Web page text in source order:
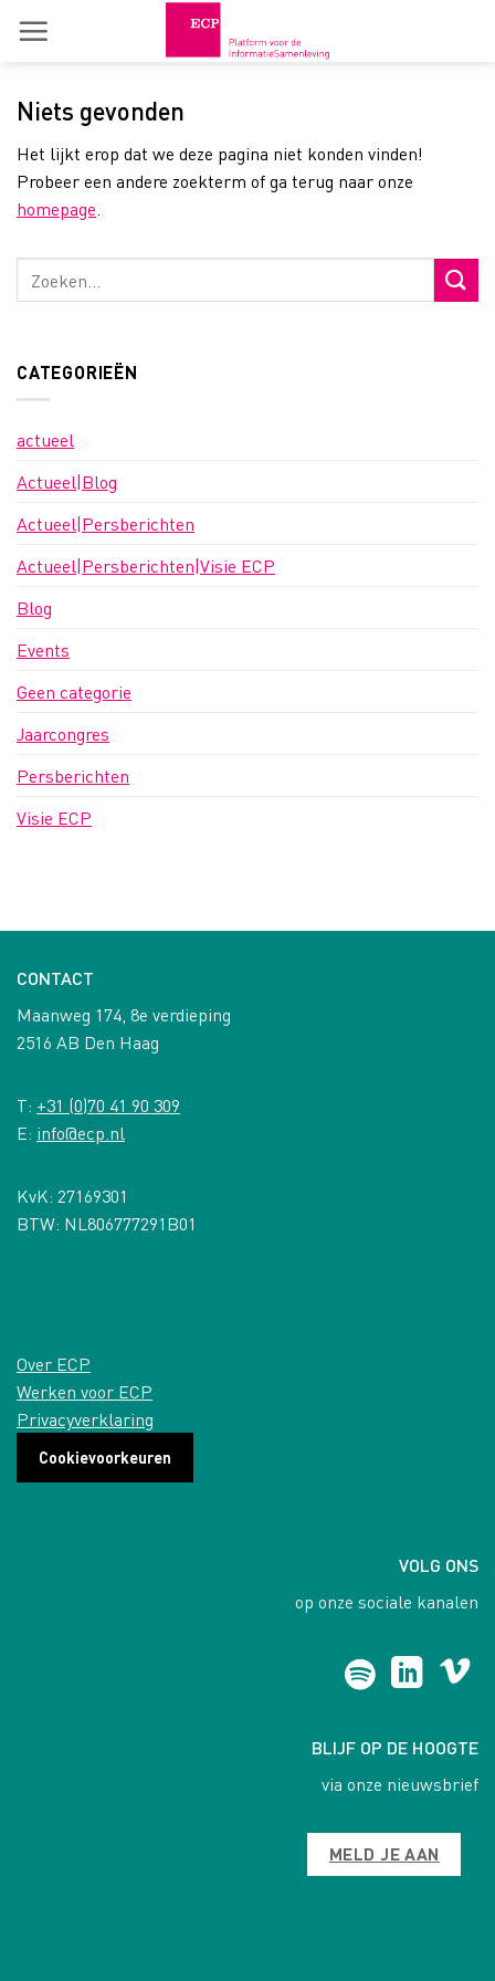
Niets gevonden
Het lijkt erop dat we deze pagina niet konden vinden!
Probeer een andere zoekterm of ga terug naar onze
homepage
CATEGORIEËN
actueel
Actueel|Blog
Actueel|Persberichten
Actueel|Persberichten|Visie ECP
Blog
Events
Geen categorie
Jaarcongres
Persberichten
Visie ECP
CONTACT
Maanweg 174, 8e verdieping
2516 AB Den Haag
T: +31 (0)70 41 90 309
E: info@ecp.nl
KvK: 27169301
BTW: NL806777291B01
Over ECP
Werken voor ECP
Privacyverklaring
Cookievoorkeuren
VOLG ONS
op onze sociale kanalen
BLIJF OP DE HOOGTE
via onze nieuwsbrief
MELD JE AAN